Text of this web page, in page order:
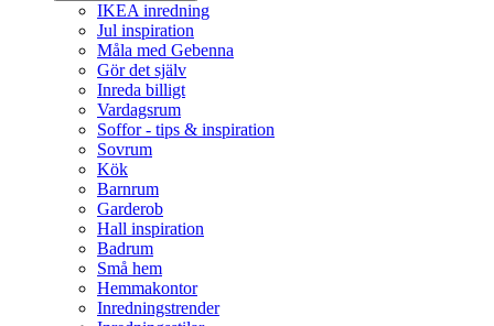
IKEA inredning
Jul inspiration
Måla med Gebenna
Gör det själv
Inreda billigt
Vardagsrum
Soffor - tips & inspiration
Sovrum
Kök
Barnrum
Garderob
Hall inspiration
Badrum
Små hem
Hemmakontor
Inredningstrender